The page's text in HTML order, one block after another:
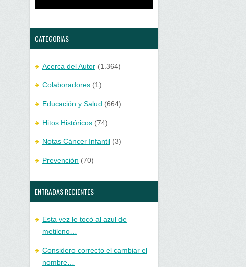
CATEGORIAS
Acerca del Autor (1.364)
Colaboradores (1)
Educación y Salud (664)
Hitos Históricos (74)
Notas Cáncer Infantil (3)
Prevención (70)
ENTRADAS RECIENTES
Esta vez le tocó al azul de
metileno…
Considero correcto el cambiar el
nombre…